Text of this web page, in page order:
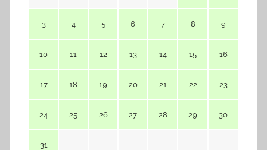
3 4 5 6 7 8 9
10 11 12 13 14 15 16
17 18 19 20 21 22 23
24 25 26 27 28 29 30
31